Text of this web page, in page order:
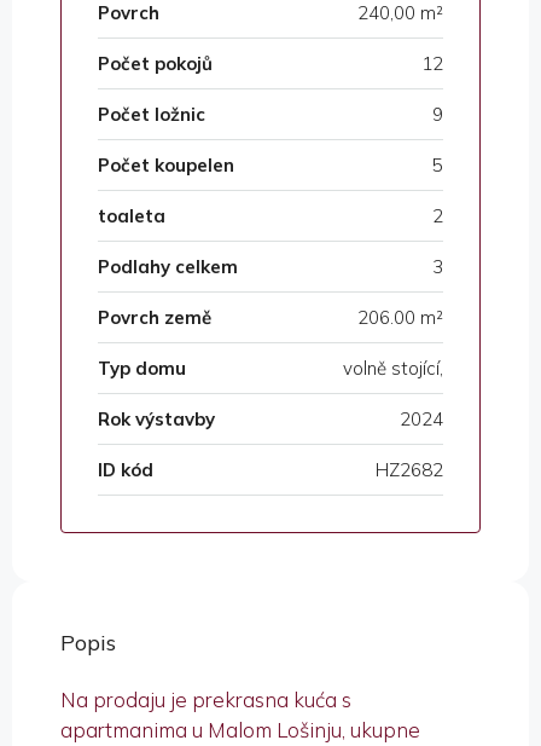
Povrch 240,00 m²
Počet pokojů 12
Počet ložnic 9
Počet koupelen 5
toaleta 2
Podlahy celkem 3
Povrch země 206.00 m²
Typ domu volně stojící,
Rok výstavby 2024
ID kód HZ2682
Popis
Na prodaju je prekrasna kuća s
apartmanima u Malom Lošinju, ukupne